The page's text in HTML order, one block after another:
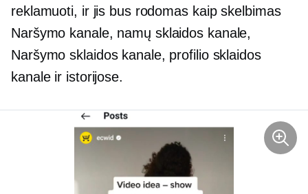
reklamuoti, ir jis bus rodomas kaip skelbimas
Naršymo kanale, namų sklaidos kanale,
Naršymo sklaidos kanale, profilio sklaidos
kanale ir istorijose.